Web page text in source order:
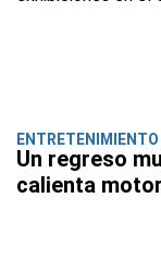
ENTRETENIMIENTO
Un regreso
calienta